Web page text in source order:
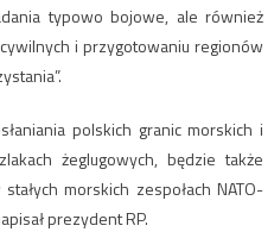
typowo bojowe, ale również
i przygotowaniu regionów
polskich granic morskich i
żeglugowych, będzie także
morskich zespołach NATO-
prezydent RP.